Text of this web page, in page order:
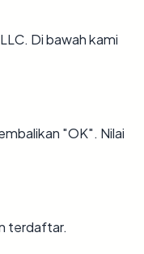
Di bawah kami
"OK". Nilai
terdaftar.